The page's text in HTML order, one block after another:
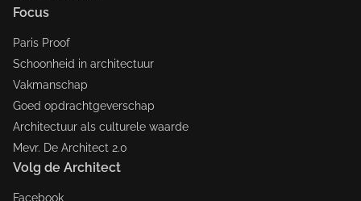
Focus
Paris Proof
Schoonheid in architectuur
Vakmanschap
Goed opdrachtgeverschap
Architectuur als culturele waarde
Mevr. De Architect 2.0
Volg de Architect
Facebook